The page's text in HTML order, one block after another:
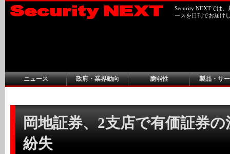
Security NEXTでは
ースを日刊でお届け
ニュース 政府・業界動向 脆弱性 製品・サ
岡地証券、2支店で有価証券
紛失